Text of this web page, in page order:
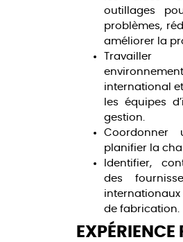
outillages
problèmes,
améliorer la
international
les équipes
gestion.
Coordonner
planifier la
Identifier,
des
de fabrication.
EXPÉRIENCE